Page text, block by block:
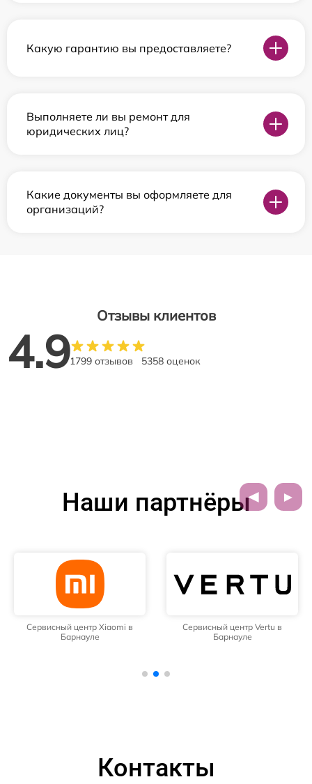
Какую гарантию вы предоставляете?
Выполняете ли вы ремонт для
юридических лиц?
Какие документы вы оформляете для
организаций?
Отзывы клиентов
4.91799 отзывов 5358 оценок
Наши партнёры
Сервисный центр Xiaomi в
Барнауле
Сервисный центр Vertu в
Барнауле
Контакты